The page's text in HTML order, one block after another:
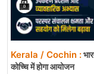
Kerala / Cochin :
कोच्चि में होगा आयोजन